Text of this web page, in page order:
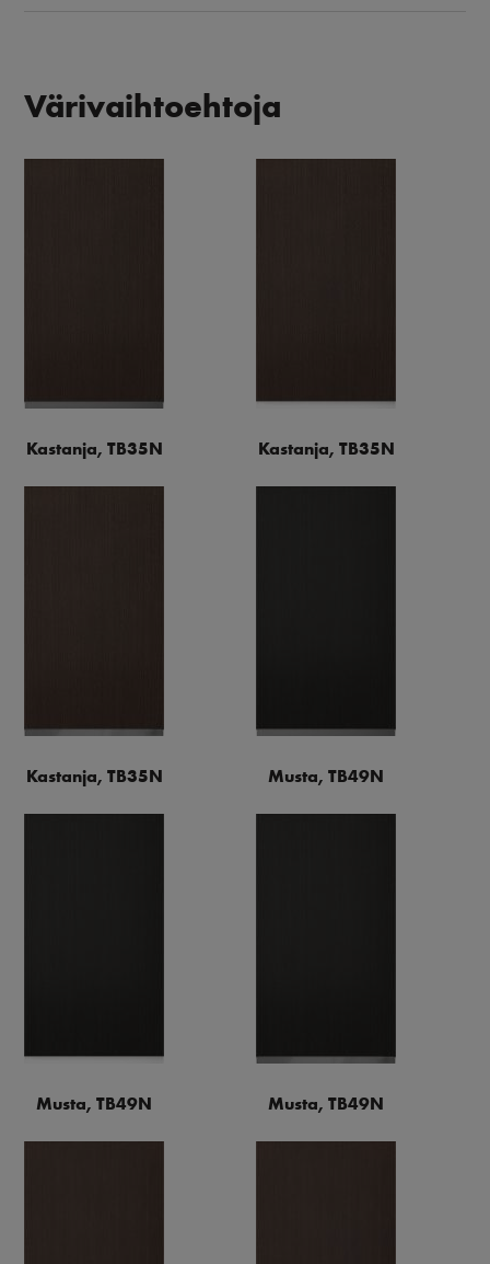
Värivaihtoehtoja
Kastanja, TB35N Kastanja, TB35N
Kastanja, TB35N Musta, TB49N
Musta, TB49N Musta, TB49N